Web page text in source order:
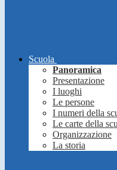
Scuola
Panoramica
Presentazione
I luoghi
Le persone
I numeri della
Le carte della
Organizzazione
La storia